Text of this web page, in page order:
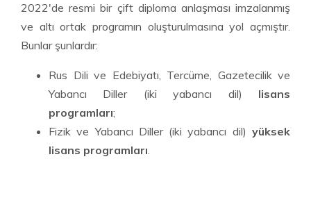
2022'de resmi bir çift diploma anlaşması imzalanmış
ve altı ortak programın oluşturulmasına yol açmıştır.
Bunlar şunlardır:
Rus Dili ve Edebiyatı, Tercüme, Gazetecilik ve
Yabancı Diller (iki yabancı dil) lisans
programları;
Fizik ve Yabancı Diller (iki yabancı dil) yüksek
lisans programları.